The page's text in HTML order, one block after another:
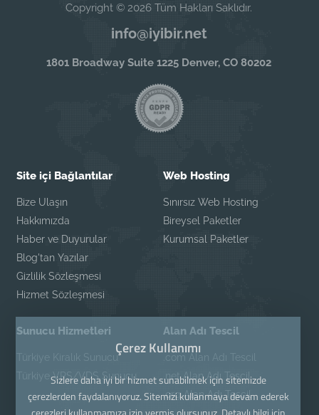
Copyright © 2026 Tüm Hakları Saklıdır.
info@iyibir.net
1801 Broadway Suite 1225 Denver, CO 80202
Site içi Bağlantılar
Bize Ulaşın
Hakkımızda
Haber ve Duyurular
Blog'tan Yazılar
Gizlilik Sözleşmesi
Hizmet Sözleşmesi
Web Hosting
Sınırsız Web Hosting
Bireysel Paketler
Kurumsal Paketler
Sunucu Hizmetleri
Türkiye Kiralık Sunucu
Türkiye VPS/VDS Sunucu
Alan Adı Tescil
.com Alan Adı Tescil
.net Alan Adı Tescil
.org Alan Adı Tescil
Çerez Kullanımı
Sizlere daha iyi bir hizmet sunabilmek için sitemizde
çerezlerden faydalanıyoruz. Sitemizi kullanmaya devam ederek